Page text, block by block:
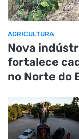
AGRICULTURA
Nova
fortalece
no Norte do